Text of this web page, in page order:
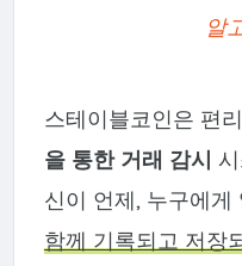
알
스테이블코인은 편
을 통한 거래 감시
신이 언제, 누구에게
함께 기록되고 저장